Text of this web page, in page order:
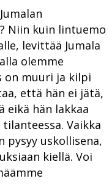
Niin kuin lintuemo
levittää Jumala
olemme
on muuri ja kilpi
että hän ei jätä,
eikä hän lakkaa
Vaikka
pysyy uskollisena,
kiellä. Voi